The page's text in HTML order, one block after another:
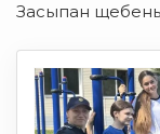
Засыпан